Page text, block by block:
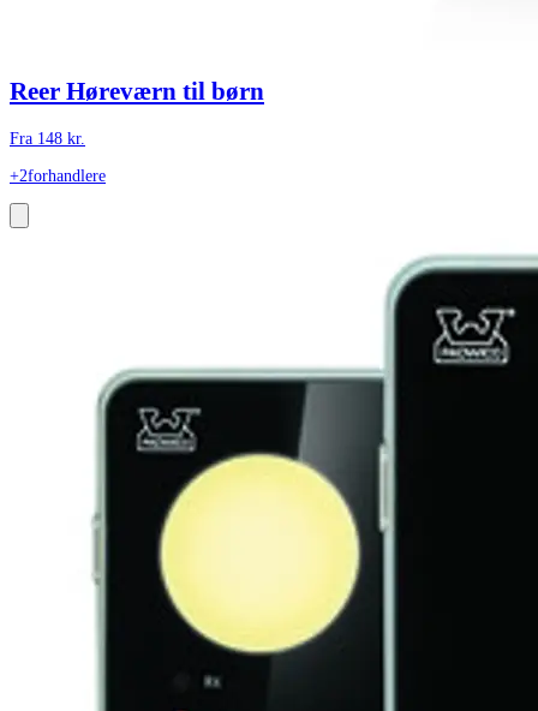
Reer Høreværn til børn
Fra 148 kr.
+2forhandlere